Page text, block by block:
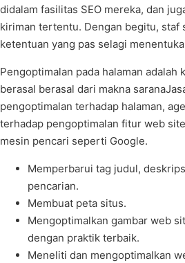
didalam fasilitas SEO mereka, dan
kiriman tertentu. Dengan begitu, staf
ketentuan yang pas selagi
Pengoptimalan pada halaman
berasal berasal dari makna
pengoptimalan terhadap halaman,
terhadap pengoptimalan fitur web
mesin pencari seperti Google.
Memperbarui tag judul,
pencarian.
Membuat peta situs.
Mengoptimalkan gambar web
dengan praktik terbaik.
Meneliti dan mengoptimalkan